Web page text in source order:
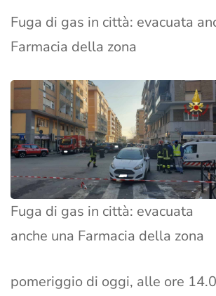
Fuga di gas in città: evacuata
Farmacia della zona
Fuga di gas in città: evacuata
anche una Farmacia della zona
pomeriggio di oggi, alle ore